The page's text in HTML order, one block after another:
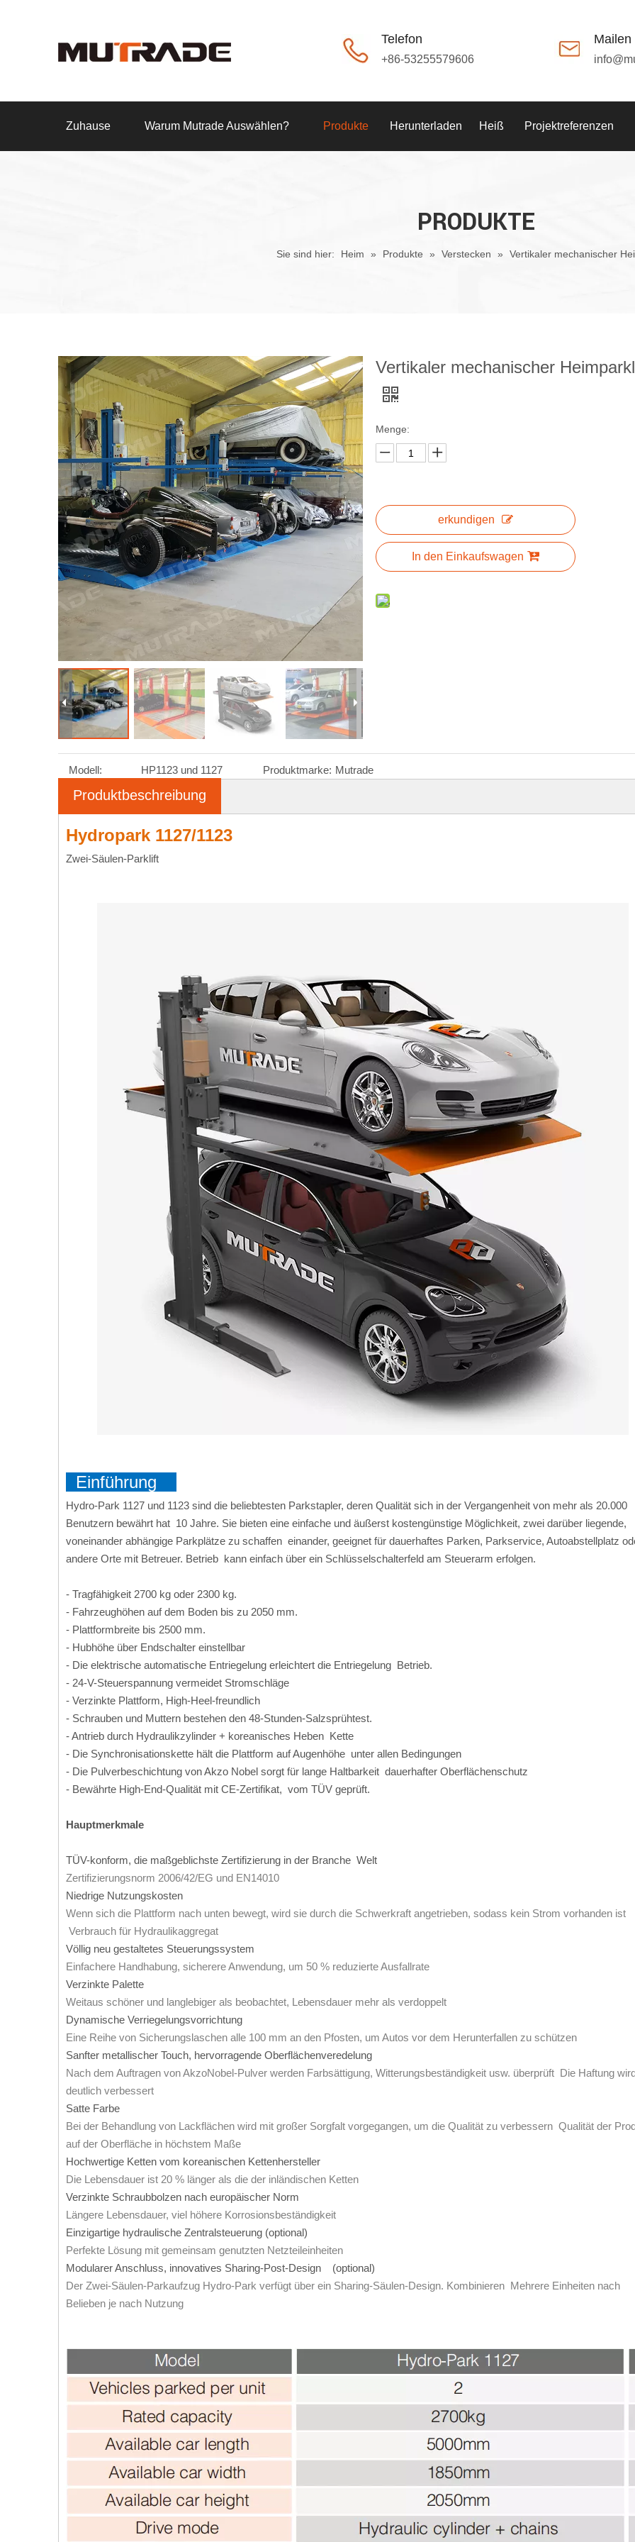
Telefon
+86-53255579606
Mailen
Zuhause Warum Mutrade Auswählen? Produkte Herunterladen Heiß Projektreferenzen
PRODUKTE
Sie sind hier: Heim » Produkte » Verstecken » Vertikaler mechanischer
Vertikaler mechanischer
Menge:
erkundigen
In den Einkaufswagen
Modell: HP1123 und 1127 Produktmarke: Mutrade
Produktbeschreibung
Hydropark 1127/1123
Zwei-Säulen-Parklift
Einführung
Hydro-Park 1127 und 1123 sind die beliebtesten Parkstapler, deren Qualität sich in der Vergangenheit von mehr als 20.000
Benutzern bewährt hat 10 Jahre. Sie bieten eine einfache und äußerst kostengünstige Möglichkeit, zwei darüber liegende,
voneinander abhängige Parkplätze zu schaffen einander, geeignet für dauerhaftes Parken, Parkservice, Autoabstellplatz
andere Orte mit Betreuer. Betrieb kann einfach über ein Schlüsselschalterfeld am Steuerarm erfolgen.
- Tragfähigkeit 2700 kg oder 2300 kg.
- Fahrzeughöhen auf dem Boden bis zu 2050 mm.
- Plattformbreite bis 2500 mm.
- Hubhöhe über Endschalter einstellbar
- Die elektrische automatische Entriegelung erleichtert die Entriegelung Betrieb.
- 24-V-Steuerspannung vermeidet Stromschläge
- Verzinkte Plattform, High-Heel-freundlich
- Schrauben und Muttern bestehen den 48-Stunden-Salzsprühtest.
- Antrieb durch Hydraulikzylinder + koreanisches Heben Kette
- Die Synchronisationskette hält die Plattform auf Augenhöhe unter allen Bedingungen
- Die Pulverbeschichtung von Akzo Nobel sorgt für lange Haltbarkeit dauerhafter Oberflächenschutz
- Bewährte High-End-Qualität mit CE-Zertifikat, vom TÜV geprüft.
Hauptmerkmale
TÜV-konform, die maßgeblichste Zertifizierung in der Branche Welt
Zertifizierungsnorm 2006/42/EG und EN14010
Niedrige Nutzungskosten
Wenn sich die Plattform nach unten bewegt, wird sie durch die Schwerkraft angetrieben, sodass kein Strom vorhanden ist
Verbrauch für Hydraulikaggregat
Völlig neu gestaltetes Steuerungssystem
Einfachere Handhabung, sicherere Anwendung, um 50 % reduzierte Ausfallrate
Verzinkte Palette
Weitaus schöner und langlebiger als beobachtet, Lebensdauer mehr als verdoppelt
Dynamische Verriegelungsvorrichtung
Eine Reihe von Sicherungslaschen alle 100 mm an den Pfosten, um Autos vor dem Herunterfallen zu schützen
Sanfter metallischer Touch, hervorragende Oberflächenveredelung
Nach dem Auftragen von AkzoNobel-Pulver werden Farbsättigung, Witterungsbeständigkeit usw. überprüft Die Haftung
deutlich verbessert
Satte Farbe
Bei der Behandlung von Lackflächen wird mit großer Sorgfalt vorgegangen, um die Qualität zu verbessern Qualität der
auf der Oberfläche in höchstem Maße
Hochwertige Ketten vom koreanischen Kettenhersteller
Die Lebensdauer ist 20 % länger als die der inländischen Ketten
Verzinkte Schraubbolzen nach europäischer Norm
Längere Lebensdauer, viel höhere Korrosionsbeständigkeit
Einzigartige hydraulische Zentralsteuerung (optional)
Perfekte Lösung mit gemeinsam genutzten Netzteileinheiten
Modularer Anschluss, innovatives Sharing-Post-Design (optional)
Der Zwei-Säulen-Parkaufzug Hydro-Park verfügt über ein Sharing-Säulen-Design. Kombinieren Mehrere Einheiten nach
Belieben je nach Nutzung